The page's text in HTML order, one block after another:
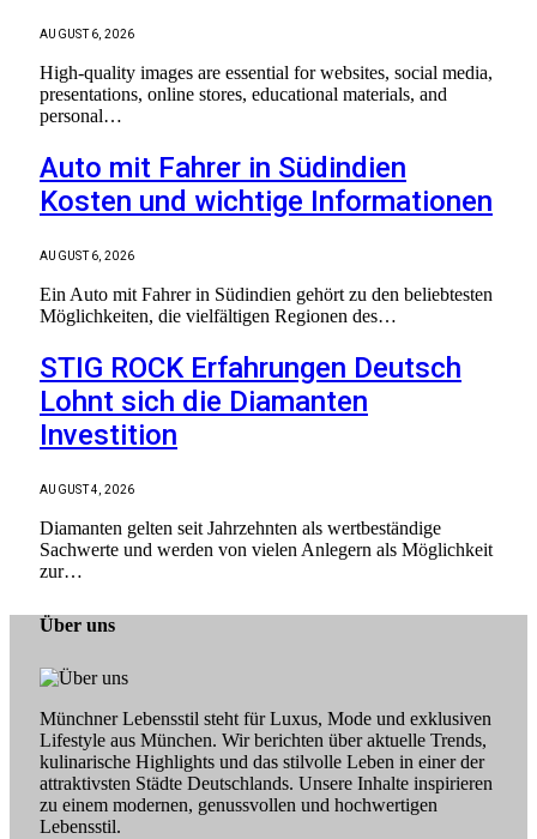
AUGUST 6, 2026
High-quality images are essential for websites, social media,
presentations, online stores, educational materials, and
personal…
Auto mit Fahrer in Südindien
Kosten und wichtige Informationen
AUGUST 6, 2026
Ein Auto mit Fahrer in Südindien gehört zu den beliebtesten
Möglichkeiten, die vielfältigen Regionen des…
STIG ROCK Erfahrungen Deutsch
Lohnt sich die Diamanten
Investition
AUGUST 4, 2026
Diamanten gelten seit Jahrzehnten als wertbeständige
Sachwerte und werden von vielen Anlegern als Möglichkeit
zur…
Über uns
Münchner Lebensstil steht für Luxus, Mode und exklusiven
Lifestyle aus München. Wir berichten über aktuelle Trends,
kulinarische Highlights und das stilvolle Leben in einer der
attraktivsten Städte Deutschlands. Unsere Inhalte inspirieren
zu einem modernen, genussvollen und hochwertigen
Lebensstil.